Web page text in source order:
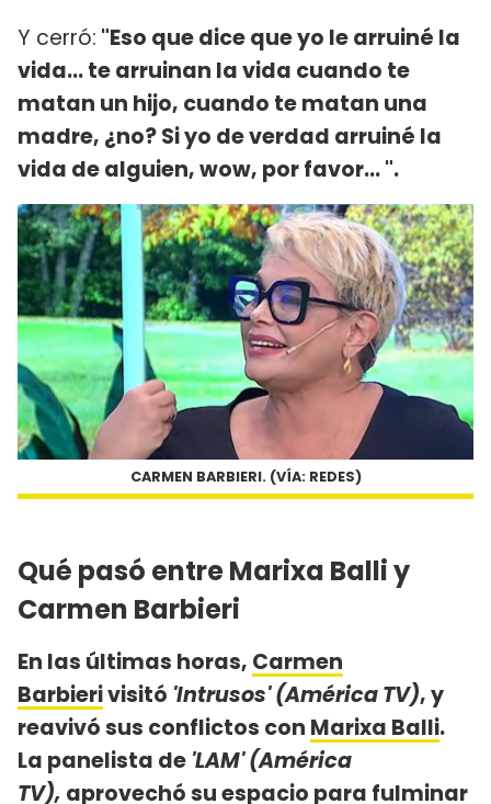
Y cerró: "Eso que dice que yo le arruiné la
vida... te arruinan la vida cuando te
matan un hijo, cuando te matan una
madre, ¿no? Si yo de verdad arruiné la
vida de alguien, wow, por favor… ".
CARMEN BARBIERI. (VÍA: REDES)
Qué pasó entre Marixa Balli y
Carmen Barbieri
En las últimas horas, Carmen
Barbierivisitó 'Intrusos' (América TV), y
reavivó sus conflictos con Marixa Balli.
La panelista de 'LAM' (América
TV), aprovechó su espacio para fulminar